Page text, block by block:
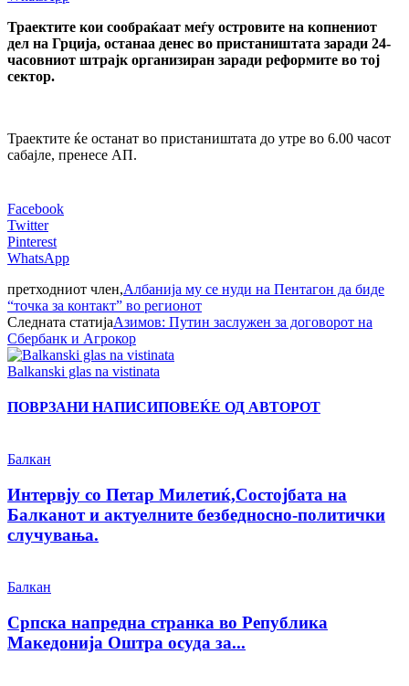
Траектите кои сообраќаат меѓу островите на копнениот
дел на Грција, останаа денес во пристаништата заради 24-
часовниот штрајк организиран заради реформите во тој
сектор.
Траектите ќе останат во пристаништата до утре во 6.00 часот
сабајле, пренесе АП.
Facebook
Twitter
Pinterest
WhatsApp
претходниот член,Албанија му се нуди на Пентагон да биде
“точка за контакт” во регионот
Следната статијаАзимов: Путин заслужен за договорот на
Сбербанк и Агрокор
Balkanski glas na vistinata
ПОВРЗАНИ НАПИСИПОВЕЌЕ ОД АВТОРОТ
Балкан
Интервју со Петар Милетиќ,Состојбата на
Балканот и актуелните безбедносно-политички
случувања.
Балкан
Српска напредна странка во Република
Македонија Оштра осуда за...